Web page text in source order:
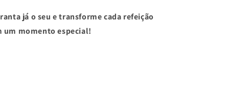
já o seu e transforme cada refeição
um momento especial!